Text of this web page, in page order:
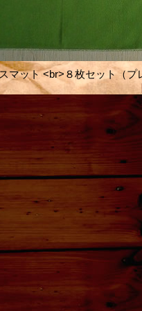
マット <br>８枚セット（